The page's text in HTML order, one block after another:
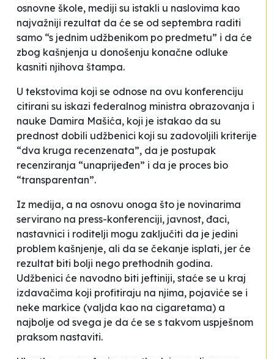
osnovne škole, mediji su istakli u naslovima kao
najvažniji rezultat da će se od septembra raditi
samo “s jednim udžbenikom po predmetu” i da će
zbog kašnjenja u donošenju konačne odluke
kasniti njihova štampa.
U tekstovima koji se odnose na ovu konferenciju
citirani su iskazi federalnog ministra obrazovanja i
nauke Damira Mašića, koji je istakao da su
prednost dobili udžbenici koji su zadovoljili kriterije
“dva kruga recenzenata”, da je postupak
recenziranja “unaprijeđen” i da je proces bio
“transparentan”.
Iz medija, a na osnovu onoga što je novinarima
servirano na press-konferenciji, javnost, đaci,
nastavnici i roditelji mogu zaključiti da je jedini
problem kašnjenje, ali da se čekanje isplati, jer će
rezultat biti bolji nego prethodnih godina.
Udžbenici će navodno biti jeftiniji, staće se u kraj
izdavačima koji profitiraju na njima, pojaviće se i
neke markice (valjda kao na cigaretama) a
najbolje od svega je da će se s takvom uspješnom
praksom nastaviti.